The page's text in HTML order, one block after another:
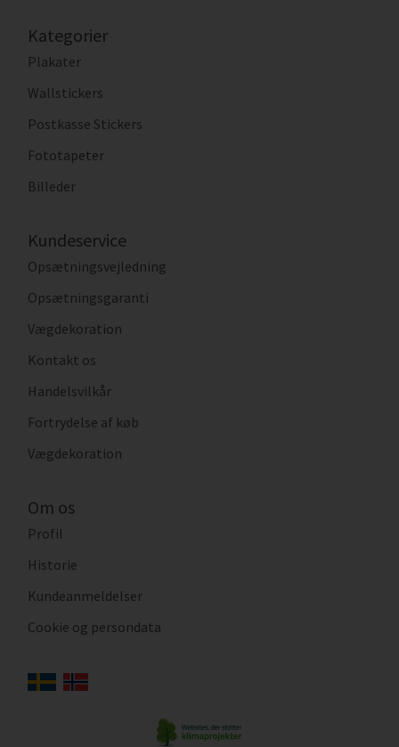
Kategorier
Plakater
Wallstickers
Postkasse Stickers
Fototapeter
Billeder
Kundeservice
Opsætningsvejledning
Opsætningsgaranti
Vægdekoration
Kontakt os
Handelsvilkår
Fortrydelse af køb
Vægdekoration
Om os
Profil
Historie
Kundeanmeldelser
Cookie og persondata